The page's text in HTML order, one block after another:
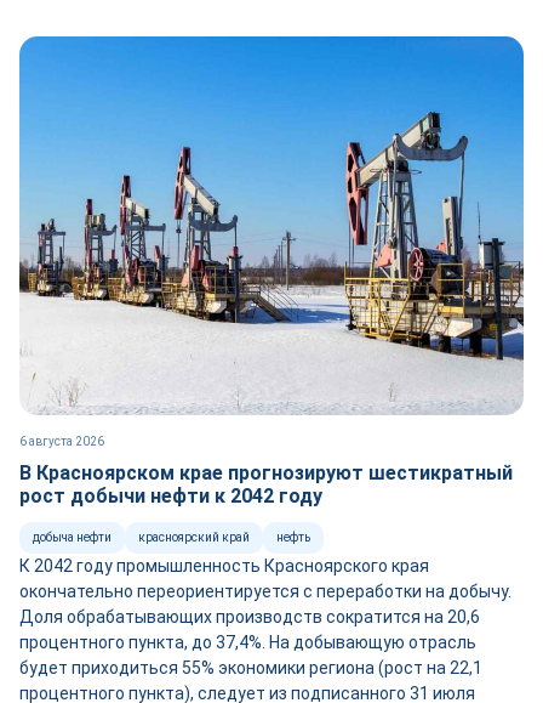
6 августа 2026
В Красноярском крае прогнозируют шестикратный
рост добычи нефти к 2042 году
добыча нефти красноярский край нефть
К 2042 году промышленность Красноярского края
окончательно переориентируется с переработки на добычу.
Доля обрабатывающих производств сократится на 20,6
процентного пункта, до 37,4%. На добывающую отрасль
будет приходиться 55% экономики региона (рост на 22,1
процентного пункта), следует из подписанного 31 июля